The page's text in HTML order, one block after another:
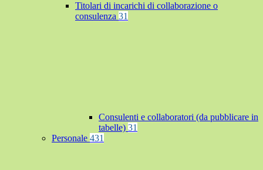
Titolari di incarichi di collaborazione o
consulenza 31
Consulenti e collaboratori (da pubblicare in
tabelle) 31
Personale 431